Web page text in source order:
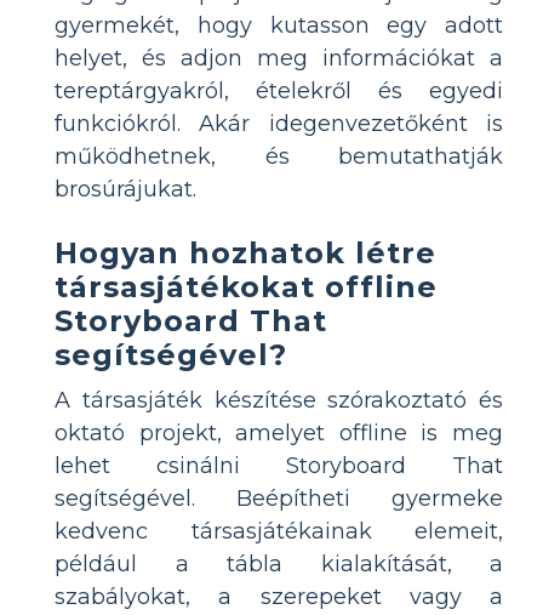
gyermekét, hogy kutasson egy adott
helyet, és adjon meg információkat a
tereptárgyakról, ételekről és egyedi
funkciókról. Akár idegenvezetőként is
működhetnek, és bemutathatják
brosúrájukat.
Hogyan hozhatok létre
társasjátékokat offline
Storyboard That
segítségével?
A társasjáték készítése szórakoztató és
oktató projekt, amelyet offline is meg
lehet csinálni Storyboard That
segítségével. Beépítheti gyermeke
kedvenc társasjátékainak elemeit,
például a tábla kialakítását, a
szabályokat, a szerepeket vagy a